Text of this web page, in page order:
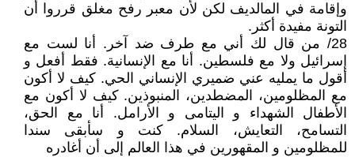
وإقامة في المالديف لكن لأن معبر رفح مغلق قرروا أن
التونة مفيدة أكثر.
28/ من قال لك أني مع طرف ضد آخر. أنا لست مع
إسرائيل ولا مع فلسطين. أنا مع الإنسانية. فقط أفعل و
أقول ما يمليه عني ضميري الإنساني الحي. كيف لا أكون
مع المظلومين، المضطدين، المنبوذين. كيف لا أكون مع
الأطفال الشهداء و اليتامى و الأرامل. أنا مع الحق،
التسامح، التعايش، السلام. كنت و سأبقى سندا
للمظلومين و المقهورين في هذا العالم إلى أن أغادره